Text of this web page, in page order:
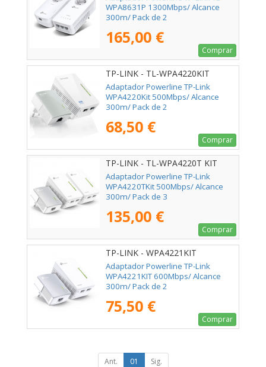
WPA8631P 1300Mbps/ Alcance
300m/ Pack de 2
165,00 €
Comprar
TP-LINK - TL-WPA4220KIT
Adaptador Powerline TP-Link
WPA4220Kit 500Mbps/ Alcance
300m/ Pack de 2
68,50 €
Comprar
TP-LINK - TL-WPA4220T KIT
Adaptador Powerline TP-Link
WPA4220TKit 500Mbps/ Alcance
300m/ Pack de 3
135,00 €
Comprar
TP-LINK - WPA4221KIT
Adaptador Powerline TP-Link
WPA4221KIT 600Mbps/ Alcance
300m/ Pack de 2
75,50 €
Comprar
Ant. 01 Sig.